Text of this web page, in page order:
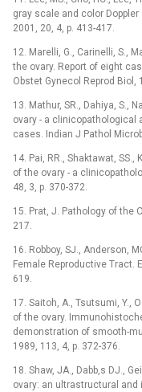
gray scale and color
2001, 20, 4, p. 413-417.
12. Marelli, G., Carinelli, S.,
the ovary. Report of eight
Obstet Gynecol Reprod Biol,
13. Mathur, SR., Dahiya, S.,
ovary -⁠ a
cases. Indian J Pathol
14. Pai, RR., Shaktawat,
of the ovary -⁠ a
48, 3, p. 370-372.
15. Prat, J. Pathology of the
217.
16. Robboy, SJ., Anderson,
Female Reproductive Tract.
619.
17. Saitoh, A., Tsutsumi, Y.,
of the ovary.
demonstration of smooth-
1989, 113, 4, p. 372-376.
18. Shaw, JA., Dabb,s DJ.,
ovary: an ultrastructural